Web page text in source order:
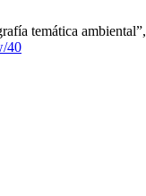
temática ambiental”,
40